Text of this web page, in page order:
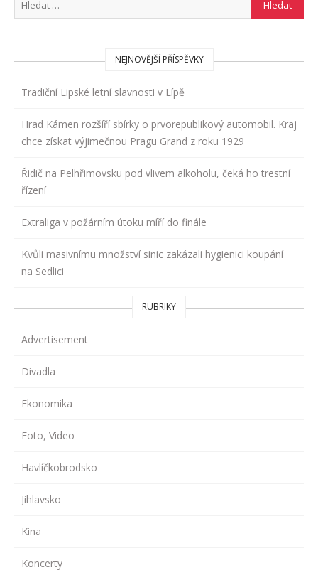
NEJNOVĚJŠÍ PŘÍSPĚVKY
Tradiční Lipské letní slavnosti v Lípě
Hrad Kámen rozšíří sbírky o prvorepublikový automobil. Kraj
chce získat výjimečnou Pragu Grand z roku 1929
Řidič na Pelhřimovsku pod vlivem alkoholu, čeká ho trestní
řízení
Extraliga v požárním útoku míří do finále
Kvůli masivnímu množství sinic zakázali hygienici koupání
na Sedlici
RUBRIKY
Advertisement
Divadla
Ekonomika
Foto, Video
Havlíčkobrodsko
Jihlavsko
Kina
Koncerty